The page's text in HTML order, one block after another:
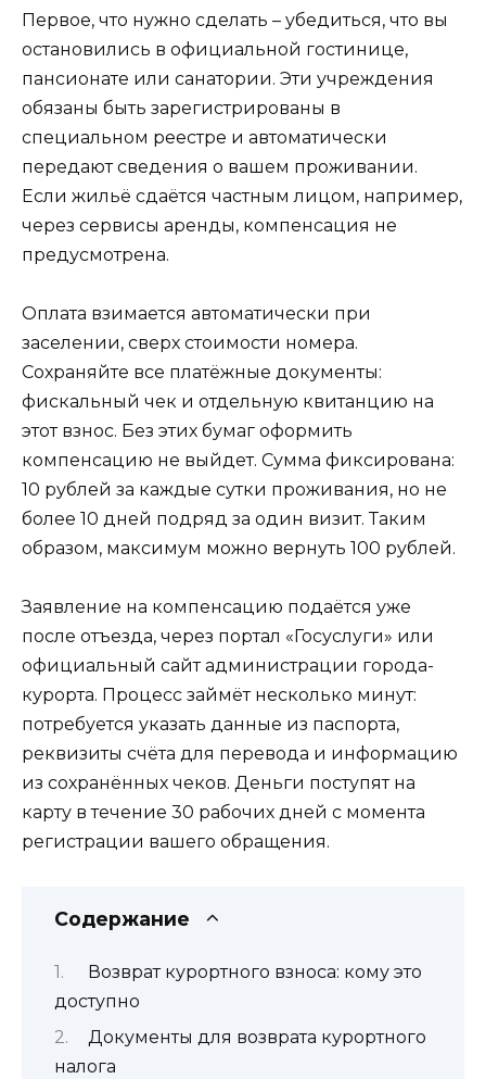
Первое, что нужно сделать – убедиться, что вы
остановились в официальной гостинице,
пансионате или санатории. Эти учреждения
обязаны быть зарегистрированы в
специальном реестре и автоматически
передают сведения о вашем проживании.
Если жильё сдаётся частным лицом, например,
через сервисы аренды, компенсация не
предусмотрена.
Оплата взимается автоматически при
заселении, сверх стоимости номера.
Сохраняйте все платёжные документы:
фискальный чек и отдельную квитанцию на
этот взнос. Без этих бумаг оформить
компенсацию не выйдет. Сумма фиксирована:
10 рублей за каждые сутки проживания, но не
более 10 дней подряд за один визит. Таким
образом, максимум можно вернуть 100 рублей.
Заявление на компенсацию подаётся уже
после отъезда, через портал «Госуслуги» или
официальный сайт администрации города-
курорта. Процесс займёт несколько минут:
потребуется указать данные из паспорта,
реквизиты счёта для перевода и информацию
из сохранённых чеков. Деньги поступят на
карту в течение 30 рабочих дней с момента
регистрации вашего обращения.
Содержание
Возврат курортного взноса: кому это
доступно
Документы для возврата курортного
налога